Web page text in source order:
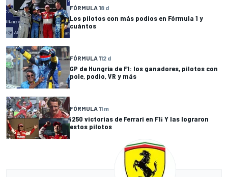
FÓRMULA 18 d
Los pilotos con más podios en Fórmula 1 y
cuántos
FÓRMULA 112 d
GP de Hungría de F1: los ganadores, pilotos con
pole, podio, VR y más
FÓRMULA 11 m
¡250 victorias de Ferrari en F1¡ Y las lograron
estos pilotos